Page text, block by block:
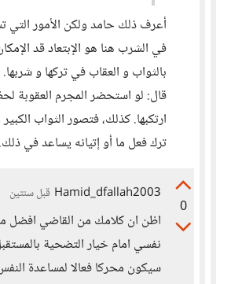
أعرف ذلك حامد ولكن الأمور التي
في الشرب هنا هو الإبتعاد قد
بالثواب و العقاب في تركها و
قال: لو استحضر المجرم العقوبة
ارتكبها. كذلك، فتصور الثواب
ترك فعل ما أو إتيانه يساعد في ذلك.
0
Hamid_dfallah2003 قبل سنتين
اظن ان كلامك من القاضي افضل
نفسي امام خيار التضحية
سيكون محركا فعالا لمساعدة